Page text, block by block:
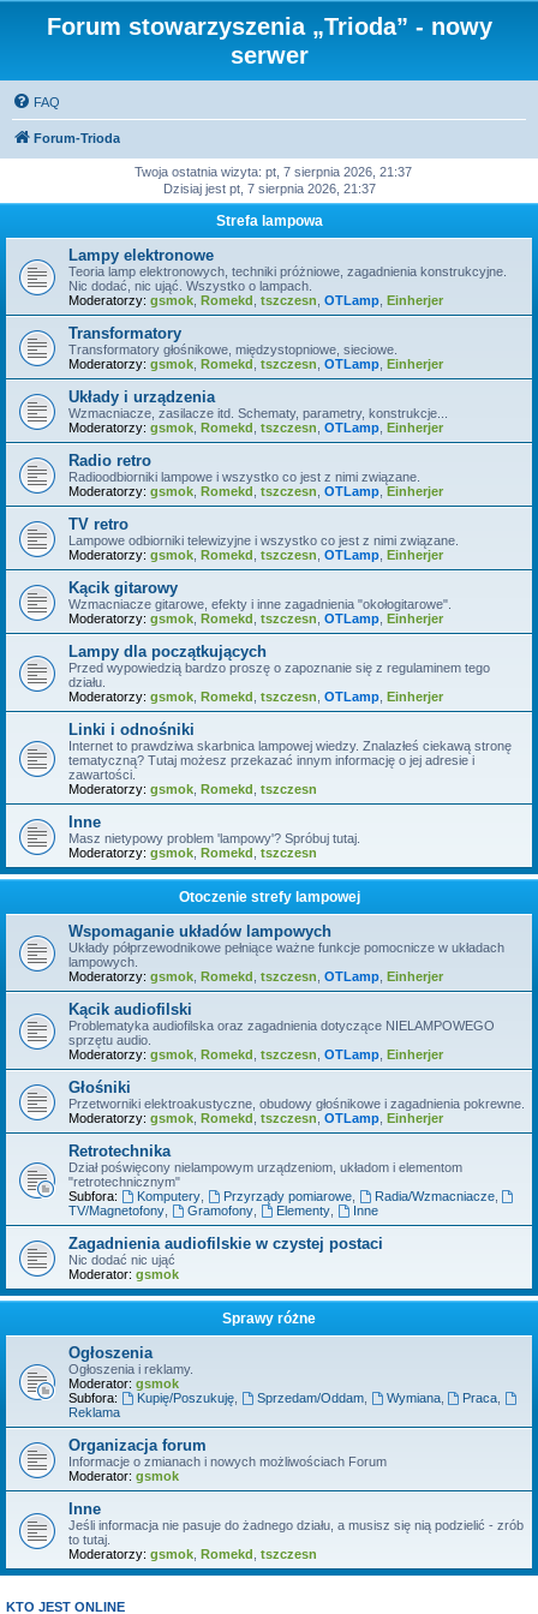
Forum stowarzyszenia „Trioda” - nowy
serwer
FAQ
Forum-Trioda
Twoja ostatnia wizyta: pt, 7 sierpnia 2026, 21:37
Dzisiaj jest pt, 7 sierpnia 2026, 21:37
Strefa lampowa
Lampy elektronowe
Teoria lamp elektronowych, techniki próżniowe, zagadnienia konstrukcyjne.
Nic dodać, nic ująć. Wszystko o lampach.
Moderatorzy: gsmok Romekd tszczesn OTLamp Einherjer
Transformatory
Transformatory głośnikowe, międzystopniowe, sieciowe.
Moderatorzy: gsmok Romekd tszczesn OTLamp Einherjer
Układy i urządzenia
Wzmacniacze, zasilacze itd. Schematy, parametry, konstrukcje...
Moderatorzy: gsmok Romekd tszczesn OTLamp Einherjer
Radio retro
Radioodbiorniki lampowe i wszystko co jest z nimi związane.
Moderatorzy: gsmok Romekd tszczesn OTLamp Einherjer
TV retro
Lampowe odbiorniki telewizyjne i wszystko co jest z nimi związane.
Moderatorzy: gsmok Romekd tszczesn OTLamp Einherjer
Kącik gitarowy
Wzmacniacze gitarowe, efekty i inne zagadnienia "okołogitarowe".
Moderatorzy: gsmok Romekd tszczesn OTLamp Einherjer
Lampy dla początkujących
Przed wypowiedzią bardzo proszę o zapoznanie się z regulaminem tego
działu.
Moderatorzy: gsmok Romekd tszczesn OTLamp Einherjer
Linki i odnośniki
Internet to prawdziwa skarbnica lampowej wiedzy. Znalazłeś ciekawą stronę
tematyczną? Tutaj możesz przekazać innym informację o jej adresie i
zawartości.
Moderatorzy: gsmok Romekd tszczesn
Inne
Masz nietypowy problem 'lampowy'? Spróbuj tutaj.
Moderatorzy: gsmok Romekd tszczesn
Otoczenie strefy lampowej
Wspomaganie układów lampowych
Układy półprzewodnikowe pełniące ważne funkcje pomocnicze w układach
lampowych.
Moderatorzy: gsmok Romekd tszczesn OTLamp Einherjer
Kącik audiofilski
Problematyka audiofilska oraz zagadnienia dotyczące NIELAMPOWEGO
sprzętu audio.
Moderatorzy: gsmok Romekd tszczesn OTLamp Einherjer
Głośniki
Przetworniki elektroakustyczne, obudowy głośnikowe i zagadnienia pokrewne.
Moderatorzy: gsmok Romekd tszczesn OTLamp Einherjer
Retrotechnika
Dział poświęcony nielampowym urządzeniom, układom i elementom
"retrotechnicznym"
Subfora:
Komputery, Przyrządy pomiarowe, Radia/Wzmacniacze,
TV/Magnetofony
Gramofony, Elementy, Inne
Zagadnienia audiofilskie w czystej postaci
Nic dodać nic ująć
Moderator: gsmok
Sprawy różne
Ogłoszenia
Ogłoszenia i reklamy.
Moderator: gsmok
Subfora:
Kupię/Poszukuję, Sprzedam/Oddam, Wymiana, Praca
Reklama
Organizacja forum
Informacje o zmianach i nowych możliwościach Forum
Moderator: gsmok
Inne
Jeśli informacja nie pasuje do żadnego działu, a musisz się nią podzielić - zrób
to tutaj.
Moderatorzy: gsmok Romekd tszczesn
KTO JEST ONLINE